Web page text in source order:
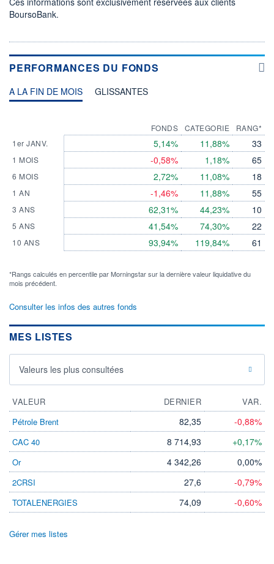
BoursoBank.
PERFORMANCES DU FONDS
A LA FIN DE MOIS GLISSANTES
1er JANV.
1 MOIS
6 MOIS
1 AN
3 ANS
5 ANS
10 ANS
FONDS
5,14%
-0,58%
2,72%
-1,46%
62,31%
41,54%
93,94%
CATEGORIE
11,88%
1,18%
11,08%
11,88%
44,23%
74,30%
119,84%
RANG*
33
65
18
55
10
22
61
*Rangs calculés en percentile par Morningstar sur la dernière valeur liquidative du
mois précédent.
Consulter les infos des autres fonds
MES LISTES
Valeurs les plus consultées
VALEUR DERNIER
VAR.
Pétrole Brent
82,35 -0,88%
CAC 40 8 714,93 +0,17%
Or 4 342,26 0,00%
2CRSI 27,6 -0,79%
TOTALENERGIES 74,09 -0,60%
Gérer mes listes